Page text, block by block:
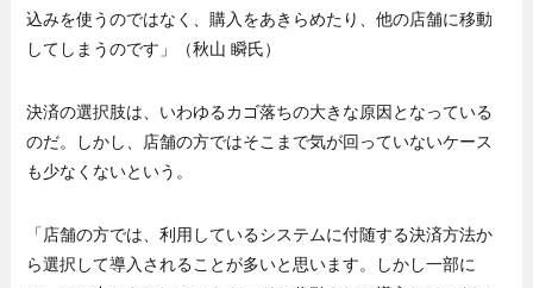
込みを使うのではなく、購入をあきらめたり、他の店舗に移動
してしまうのです」（秋山 瞬氏）
決済の選択肢は、いわゆるカゴ落ちの大きな原因となっている
のだ。しかし、店舗の方ではそこまで気が回っていないケース
も少なくないという。
「店舗の方では、利用しているシステムに付随する決済方法か
ら選択して導入されることが多いと思います。しかし一部に